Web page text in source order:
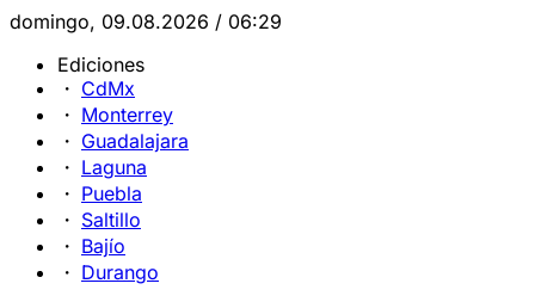
domingo, 09.08.2026 / 06:29
Ediciones
CdMx
Monterrey
Guadalajara
Laguna
Puebla
Saltillo
Bajío
Durango